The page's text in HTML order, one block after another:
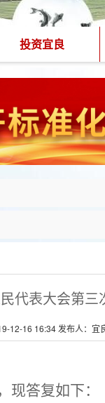
投资宜良
代表大会第三
12-16 16:34 发布人：宜
现答复如下：